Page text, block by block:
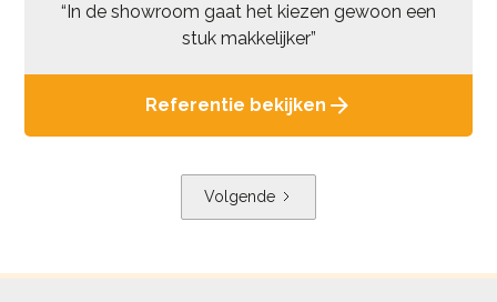
“In de showroom gaat het kiezen gewoon een
stuk makkelijker”
Referentie bekijken
Volgende